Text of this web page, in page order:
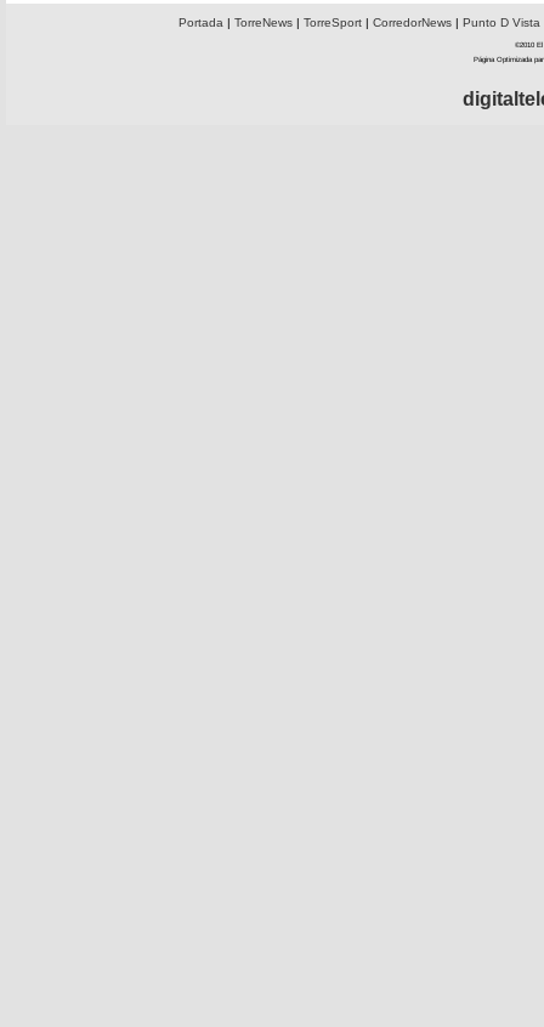
Portada | TorreNews| TorreSport| CorredorNews| Punto D Vista
©2010 El
Página Optimizada